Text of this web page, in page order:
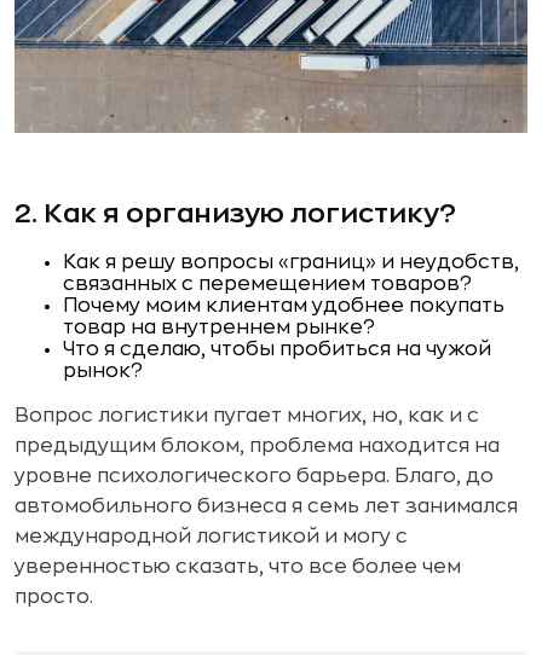
2. Как я организую логистику?
Как я решу вопросы «границ» и неудобств,
связанных с перемещением товаров?
Почему моим клиентам удобнее покупать
товар на внутреннем рынке?
Что я сделаю, чтобы пробиться на чужой
рынок?
Вопрос логистики пугает многих, но, как и с
предыдущим блоком, проблема находится на
уровне психологического барьера. Благо, до
автомобильного бизнеса я семь лет занимался
международной логистикой и могу с
уверенностью сказать, что все более чем
просто.